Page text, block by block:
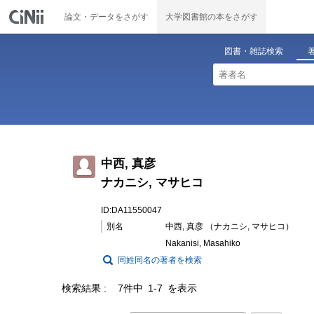
論文・データをさがす 大学図書館の本をさがす
図書・雑誌検索
中西, 真彦
ナカニシ, マサヒコ
ID:DA11550047
別名
中西, 真彦 （ナカニシ, マサヒコ）
Nakanisi, Masahiko
同姓同名の著者を検索
検索結果 7件中 1-7 を表示